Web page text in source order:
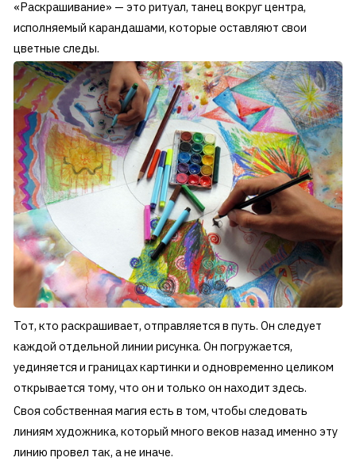
«Раскрашивание» — это ритуал, танец вокруг центра,
исполняемый карандашами, которые оставляют свои
цветные следы.
Тот, кто раскрашивает, отправляется в путь. Он следует
каждой отдельной линии рисунка. Он погружается,
уединяется и границах картинки и одновременно целиком
открывается тому, что он и только он находит здесь.
Своя собственная магия есть в том, чтобы следовать
линиям художника, который много веков назад именно эту
линию провел так, а не иначе.